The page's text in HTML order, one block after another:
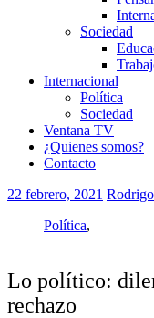
Sociedad
Internacional
Política
Sociedad
Ventana TV
¿Quienes somos?
Contacto
22 febrero, 2021
Política,
Lo político:
rechazo